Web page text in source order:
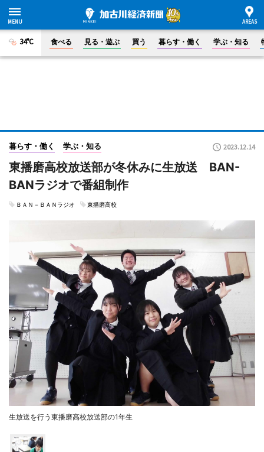
34°C 食べる 見る・遊ぶ 買う 暮らす・働く 学ぶ・知る
暮らす・働く 学ぶ・知る 2023.12.14
東播磨高校放送部が冬休みに生放送 BAN-
BANラジオで番組制作
ＢＡＮ－ＢＡＮラジオ 東播磨高校
生放送を行う東播磨高校放送部の1年生